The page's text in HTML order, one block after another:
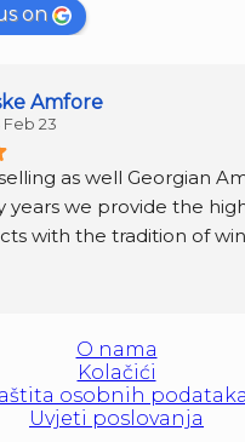
on
Amfore
Feb 23
as well Georgian
years we provide the
with the tradition of
Miravila showroom you
O nama
Kolačići
osobnih podataka
Uvjeti poslovanja